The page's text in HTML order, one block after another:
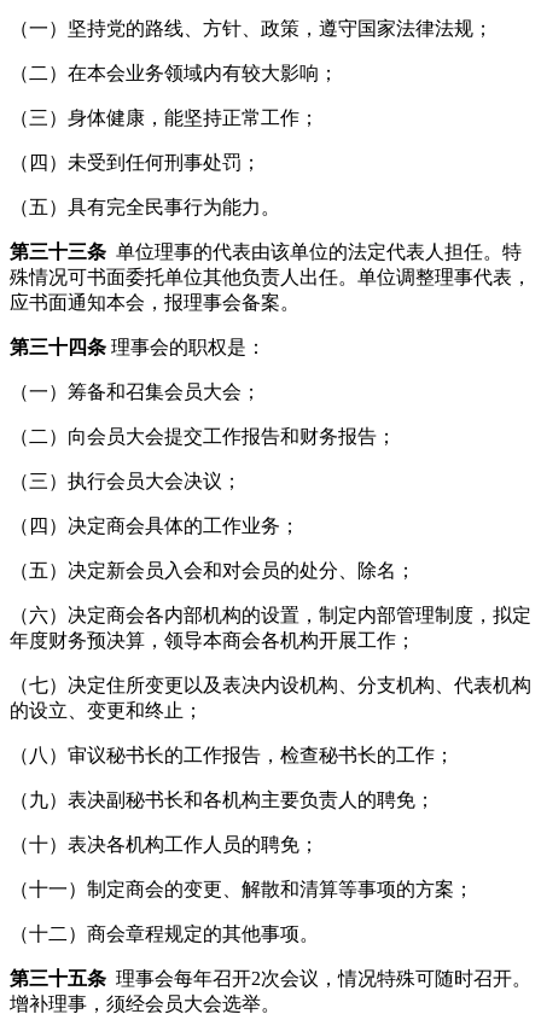
（一）坚持党的路线、方针、政策，遵守国家法律法规；
（二）在本会业务领域内有较大影响；
（三）身体健康，能坚持正常工作；
（四）未受到任何刑事处罚；
（五）具有完全民事行为能力。
第三十三条 单位理事的代表由该单位的法定代表人担任。特
殊情况可书面委托单位其他负责人出任。单位调整理事代表，
应书面通知本会，报理事会备案。
第三十四条 理事会的职权是：
（一）筹备和召集会员大会；
（二）向会员大会提交工作报告和财务报告；
（三）执行会员大会决议；
（四）决定商会具体的工作业务；
（五）决定新会员入会和对会员的处分、除名；
（六）决定商会各内部机构的设置，制定内部管理制度，拟定
年度财务预决算，领导本商会各机构开展工作；
（七）决定住所变更以及表决内设机构、分支机构、代表机构
的设立、变更和终止；
（八）审议秘书长的工作报告，检查秘书长的工作；
（九）表决副秘书长和各机构主要负责人的聘免；
（十）表决各机构工作人员的聘免；
（十一）制定商会的变更、解散和清算等事项的方案；
（十二）商会章程规定的其他事项。
第三十五条 理事会每年召开2次会议，情况特殊可随时召开。
增补理事，须经会员大会选举。